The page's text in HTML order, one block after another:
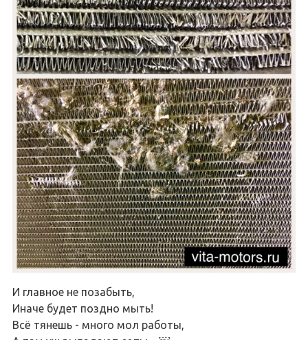
И главное не позабыть,
Иначе будет поздно мыть!
Всё тянешь - много мол работы,